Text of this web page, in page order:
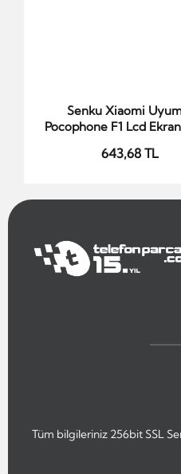
Sepete Ekle
Senku Xiaomi
Pocophone F1 Lcd
643,68 TL
Tüm bilgileriniz 256bit SSL